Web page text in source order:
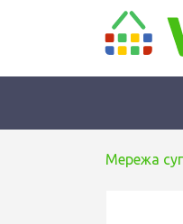
Мережа